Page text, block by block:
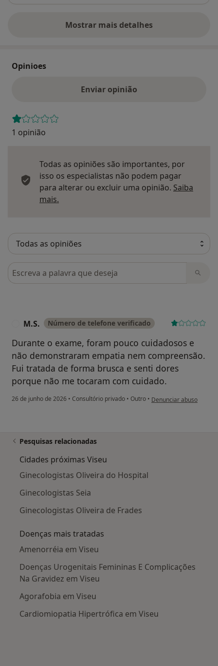
Mostrar mais detalhes
sobre o endereço
Opinioes
Enviar opinião
1 opinião
Todas as opiniões são importantes, por
isso os especialistas não podem pagar
para alterar ou excluir uma opinião. Saiba
mais.
Pesquisar em opiniões
M.S. Número de telefone verificado
Durante o exame, foram pouco cuidadosos e
não demonstraram empatia nem compreensão.
Fui tratada de forma brusca e senti dores
porque não me tocaram com cuidado.
26 de junho de 2026 • Consultório privado • Outro • na opinião do utilizador
Denunciar abuso
Pesquisas relacionadas
Cidades próximas Viseu
Ginecologistas Oliveira do Hospital
Ginecologistas Seia
Ginecologistas Oliveira de Frades
Doenças mais tratadas
Amenorréia em Viseu
Doenças Urogenitais Femininas E Complicações
Na Gravidez em Viseu
Agorafobia em Viseu
Cardiomiopatia Hipertrófica em Viseu